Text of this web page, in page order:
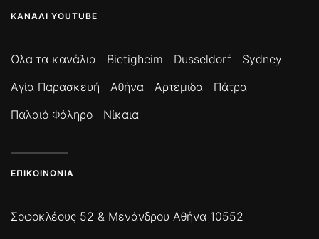
ΚΑΝΆΛΙ YOUTUBE
Όλα τα κανάλια Bietigheim Dusseldorf
Sydney
Αγία Παρασκευή
Αθήνα Αρτέμιδα
Πάτρα
Παλαιό Φάληρο
Νίκαια
ΕΠΙΚΟΙΝΩΝΊΑ
Σοφοκλέους 52 & Μενάνδρου Αθήνα 10552